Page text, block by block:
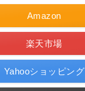
Amazon
楽天市場
Yahooショッピング